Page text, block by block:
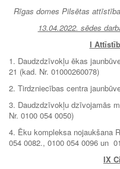
Rīgas domes Pilsētas
13.04.2022. sēdes
I
1. Daudzdzīvokļu ēkas
21 (kad. Nr. 01000260078)
2. Tirdzniecības centra
3. Daudzdzīvokļu dzīvojamās
Nr. 0100 054 0050)
4. Ēku kompleksa nojaukšana
054 0082., 0100 054 0096 un
IX